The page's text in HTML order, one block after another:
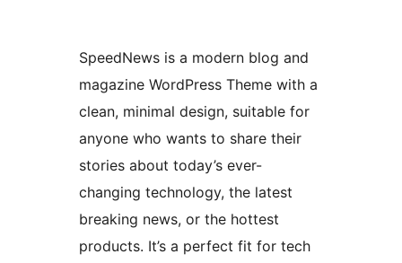
SpeedNews is a modern blog and
magazine WordPress Theme with a
clean, minimal design, suitable for
anyone who wants to share their
stories about today’s ever-
changing technology, the latest
breaking news, or the hottest
products. It’s a perfect fit for tech